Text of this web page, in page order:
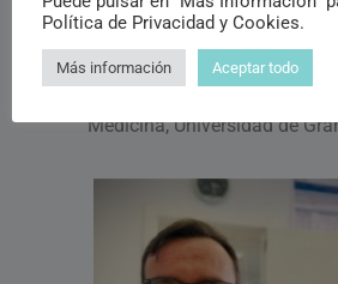
Dr. Pedro J. Romero
MD, PhD. Neumólogo. Profesor
Medicina, Universidad de
Política de Privacidad y Cookies.
Más información Aceptar todo